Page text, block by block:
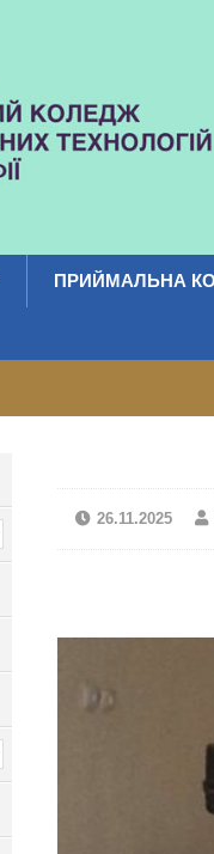
ПРИЙМАЛЬНА
26.11.2025